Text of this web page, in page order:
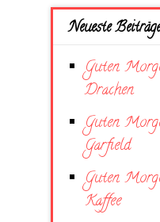
Neueste Beiträge
Guten
Drachen
Guten
Garfield
Guten
Kaffee